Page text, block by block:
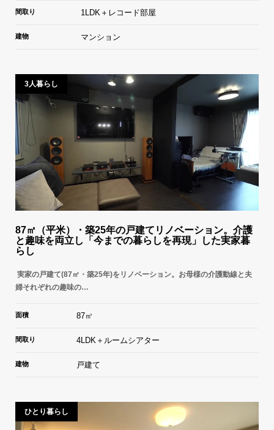
間取り 1LDK＋レコード部屋
建物 マンション
3人暮らし
87㎡（平米）・築25年の戸建てリノベーション。介護
と趣味を両立し「今までの暮らしを再現」した実家暮
らし
実家の戸建て(87㎡・築25年)をリノベーション。お母様の介護動線と夫
婦それぞれの趣味の…
面積 87㎡
間取り 4LDK＋ルームシアター
建物 戸建て
ひとり暮らし